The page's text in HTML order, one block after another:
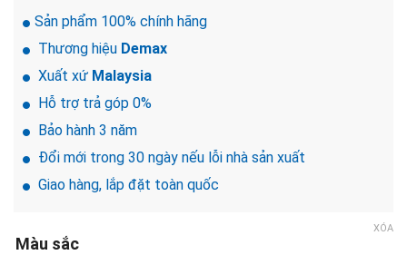
Sản phẩm 100% chính hãng
Thương hiệu Demax
Xuất xứ Malaysia
Hỗ trợ trả góp 0%
Bảo hành 3 năm
Đổi mới trong 30 ngày nếu lỗi nhà sản xuất
Giao hàng, lắp đặt toàn quốc
Màu sắc
XÓA